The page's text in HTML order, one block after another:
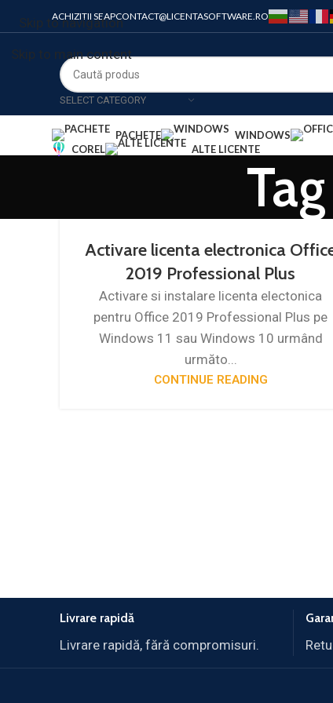
Skip to navigation
Skip to main content
ACHIZITII SEAPCONTACT@LICENTASOFTWARE.RO
SELECT CATEGORY
PACHETE WINDOWS
COREL
ALTE LICENTE
Activare licenta electronica
2019 Professional Plus
Activare si instalare licenta electonica
pentru Office 2019 Professional Plus pe
Windows 11 sau Windows 10 urmând
următo...
CONTINUE READING
Livrare rapidă
Livrare rapidă, fără compromisuri.